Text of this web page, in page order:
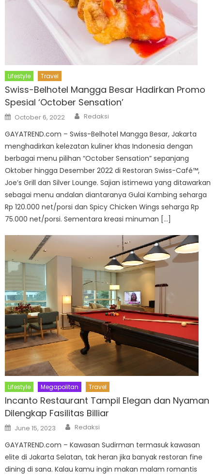
Lifestyle Travel
Swiss-Belhotel Mangga Besar Hadirkan Promo
Spesial ‘October Sensation’
Posted
on
October 6, 2022 Author
Redaksi
GAYATREND.com – Swiss-Belhotel Mangga Besar, Jakarta
menghadirkan kelezatan kuliner khas Indonesia dengan
berbagai menu pilihan “October Sensation” sepanjang
Oktober hingga Desember 2022 di Restoran Swiss-Café™,
Joe’s Grill dan Silver Lounge. Sajian istimewa yang ditawarkan
sebagai menu andalan diantaranya Gulai Kambing seharga
Rp 120.000 net/porsi dan Spicy Chicken Wings seharga Rp
75.000 net/porsi. Sementara kreasi minuman […]
Lifestyle Megapolitan Travel
Incanto Restaurant Tampil Elegan dan Nyaman
Dilengkap Fasilitas Billiar
Posted
on
June 15, 2023 Author
Redaksi
GAYATREND.com – Kawasan Sudirman termasuk kawasan
elite di Jakarta Selatan, tak heran jika banyak restoran fine
dining di sana. Kalau kamu ingin makan malam romantis